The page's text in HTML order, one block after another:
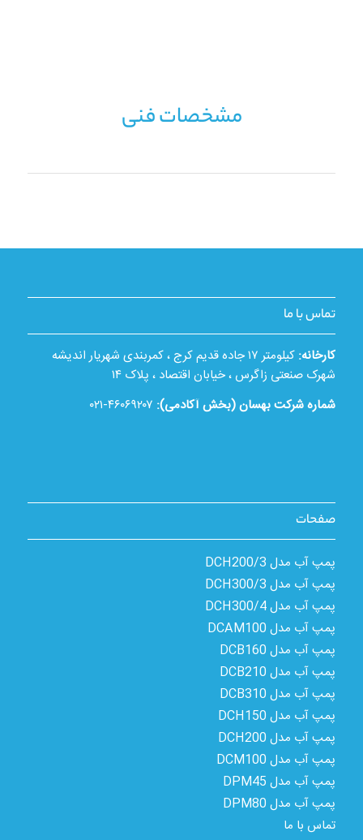
مشخصات فنی
تماس با ما
کارخانه:
کیلومتر ۱۷ جاده قدیم کرج ، کمربندی شهریار اندیشه
شهرک صنعتی زاگرس ، خیابان اقتصاد ، پلاک ۱۴
شماره شرکت بهسان (بخش آکادمی): ۴۶۰۶۹۲۰۷-۰۲۱
صفحات
پمپ آب مدل 3/DCH200
پمپ آب مدل 3/DCH300
پمپ آب مدل 4/DCH300
پمپ آب مدل DCAM100
پمپ آب مدل DCB160
پمپ آب مدل DCB210
پمپ آب مدل DCB310
پمپ آب مدل DCH150
پمپ آب مدل DCH200
پمپ آب مدل DCM100
پمپ آب مدل DPM45
پمپ آب مدل DPM80
تماس با ما